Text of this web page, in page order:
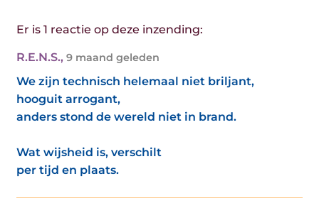
Er is 1 reactie op deze inzending:
R.E.N.S., 9 maand geleden
We zijn technisch helemaal niet briljant,
hooguit arrogant,
anders stond de wereld niet in brand.
Wat wijsheid is, verschilt
per tijd en plaats.